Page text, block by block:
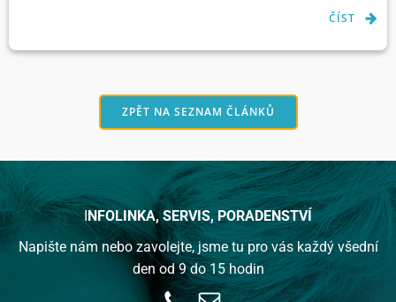
ČÍST
ZPĚT NA SEZNAM ČLÁNKŮ
INFOLINKA, SERVIS, PORADENSTVÍ
Napište nám nebo zavolejte, jsme tu pro vás každý všední
den od 9 do 15 hodin